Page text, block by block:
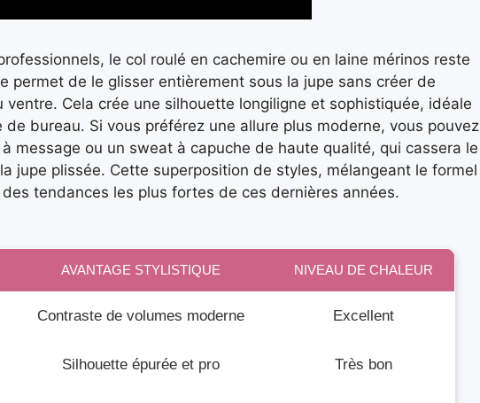
le col roulé en cachemire ou en laine mérinos reste
permet de le glisser entièrement sous la jupe sans créer de
ventre. Cela crée une silhouette longiligne et sophistiquée, idéale
bureau. Si vous préférez une allure plus moderne, vous pouvez
message ou un sweat à capuche de haute qualité, qui cassera le
jupe plissée. Cette superposition de styles, mélangeant le formel
des tendances les plus fortes de ces dernières années.
AVANTAGE STYLISTIQUE NIVEAU DE CHALEUR
Contraste de volumes moderne Excellent
Silhouette épurée et pro Très bon